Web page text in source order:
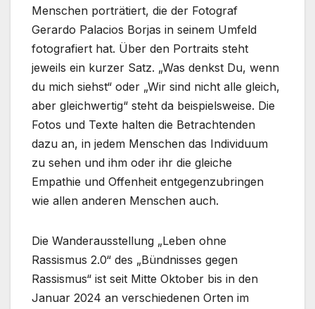
Menschen porträtiert, die der Fotograf
Gerardo Palacios Borjas in seinem Umfeld
fotografiert hat. Über den Portraits steht
jeweils ein kurzer Satz. „Was denkst Du, wenn
du mich siehst“ oder „Wir sind nicht alle gleich,
aber gleichwertig“ steht da beispielsweise. Die
Fotos und Texte halten die Betrachtenden
dazu an, in jedem Menschen das Individuum
zu sehen und ihm oder ihr die gleiche
Empathie und Offenheit entgegenzubringen
wie allen anderen Menschen auch.
Die Wanderausstellung „Leben ohne
Rassismus 2.0“ des „Bündnisses gegen
Rassismus“ ist seit Mitte Oktober bis in den
Januar 2024 an verschiedenen Orten im